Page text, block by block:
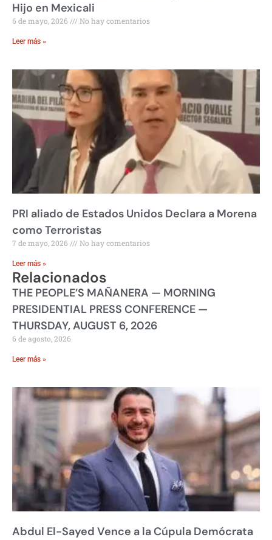
Hijo en Mexicali
6 de mayo, 2026 No hay comentarios
Leer más »
PRI aliado de Estados Unidos Declara a Morena
como Terroristas
7 de mayo, 2026 No hay comentarios
Leer más »
Relacionados
THE PEOPLE’S MAÑANERA — MORNING
PRESIDENTIAL PRESS CONFERENCE —
THURSDAY, AUGUST 6, 2026
6 de agosto, 2026
Leer más »
Abdul El-Sayed Vence a la Cúpula Demócrata